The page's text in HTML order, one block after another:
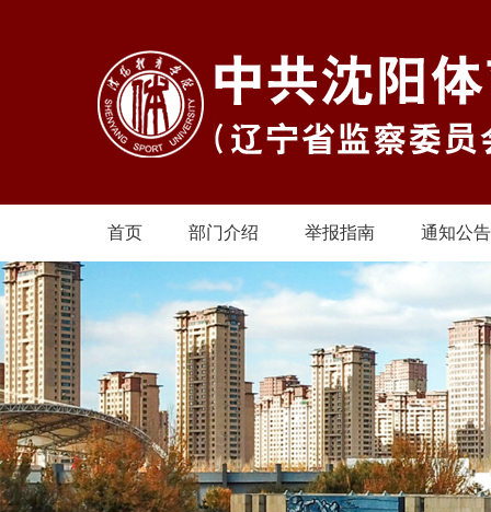
首页 部门介绍 举报指南 通知公告